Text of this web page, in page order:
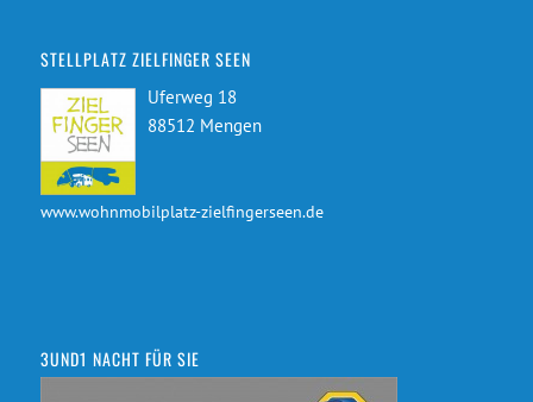
STELLPLATZ ZIELFINGER SEEN
Uferweg 18
88512 Mengen
www.wohnmobilplatz-zielfingerseen.de
3UND1 NACHT FÜR SIE